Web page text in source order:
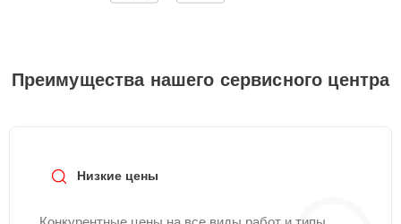
Преимущества нашего сервисного центра
Низкие цены